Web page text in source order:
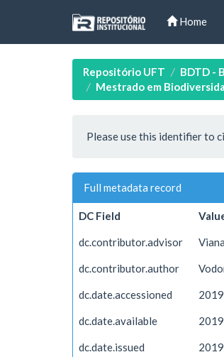
Home
Repositório UFT BDTD -
Mestrado em
Please use this identifier to
Full metadata record
DC Field
dc.contributor.advisor Viana
dc.contributor.author
dc.date.accessioned
dc.date.available
dc.date.issued 2019